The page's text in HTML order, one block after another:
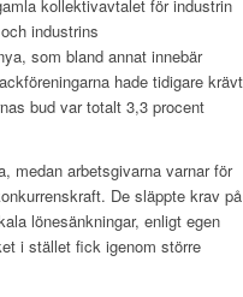
kollektivavtalet för industrin
industrins
som bland annat innebär
hade tidigare krävt
bud var totalt 3,3 procent
medan arbetsgivarna varnar för
De släppte krav på
lönesänkningar, enligt egen
i stället fick igenom större